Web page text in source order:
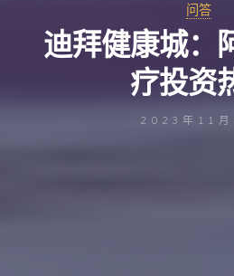
问答
迪拜健康城：
疗投资
2023年11月